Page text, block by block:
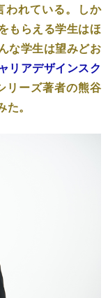
われている。しか
もらえる学生はほ
な学生は望みどお
リアデザインスク
リーズ著者の熊谷
。